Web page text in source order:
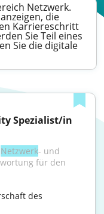
Netzwerk.
die
Karriereschritt
Sie Teil eines
Sie die digitale
Spezialist/in
Netzwerk- und
für den
des